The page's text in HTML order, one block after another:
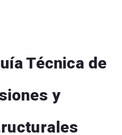
Técnica de
y